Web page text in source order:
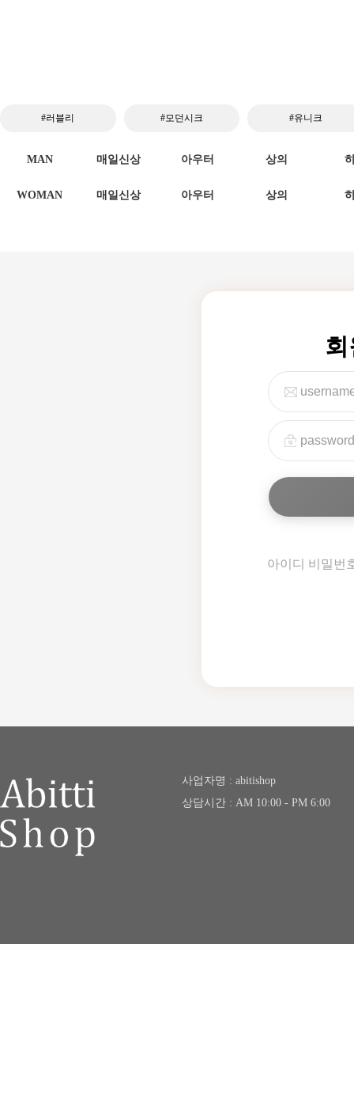
#러블리 #모던시크 #유니크
MAN 매일신상 아우터 상의
WOMAN 매일신상 아우터 상의
아이디 비밀번
사업자명 : abitishop
상담시간 : AM 10:00 - PM 6:00